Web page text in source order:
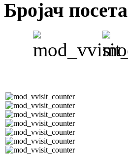
Бројач посета